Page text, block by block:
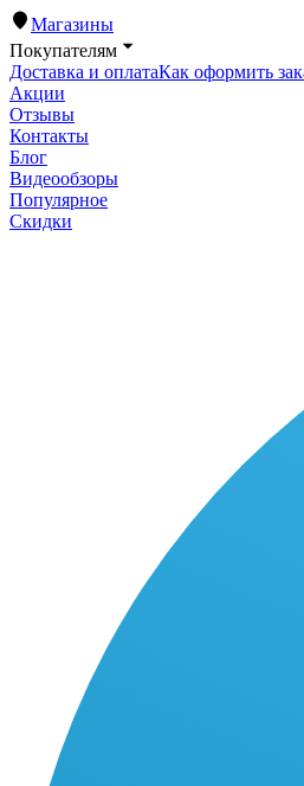
Магазины
Покупателям
Доставка и оплатаКак оформить
Акции
Отзывы
Контакты
Блог
Видеообзоры
Популярное
Скидки